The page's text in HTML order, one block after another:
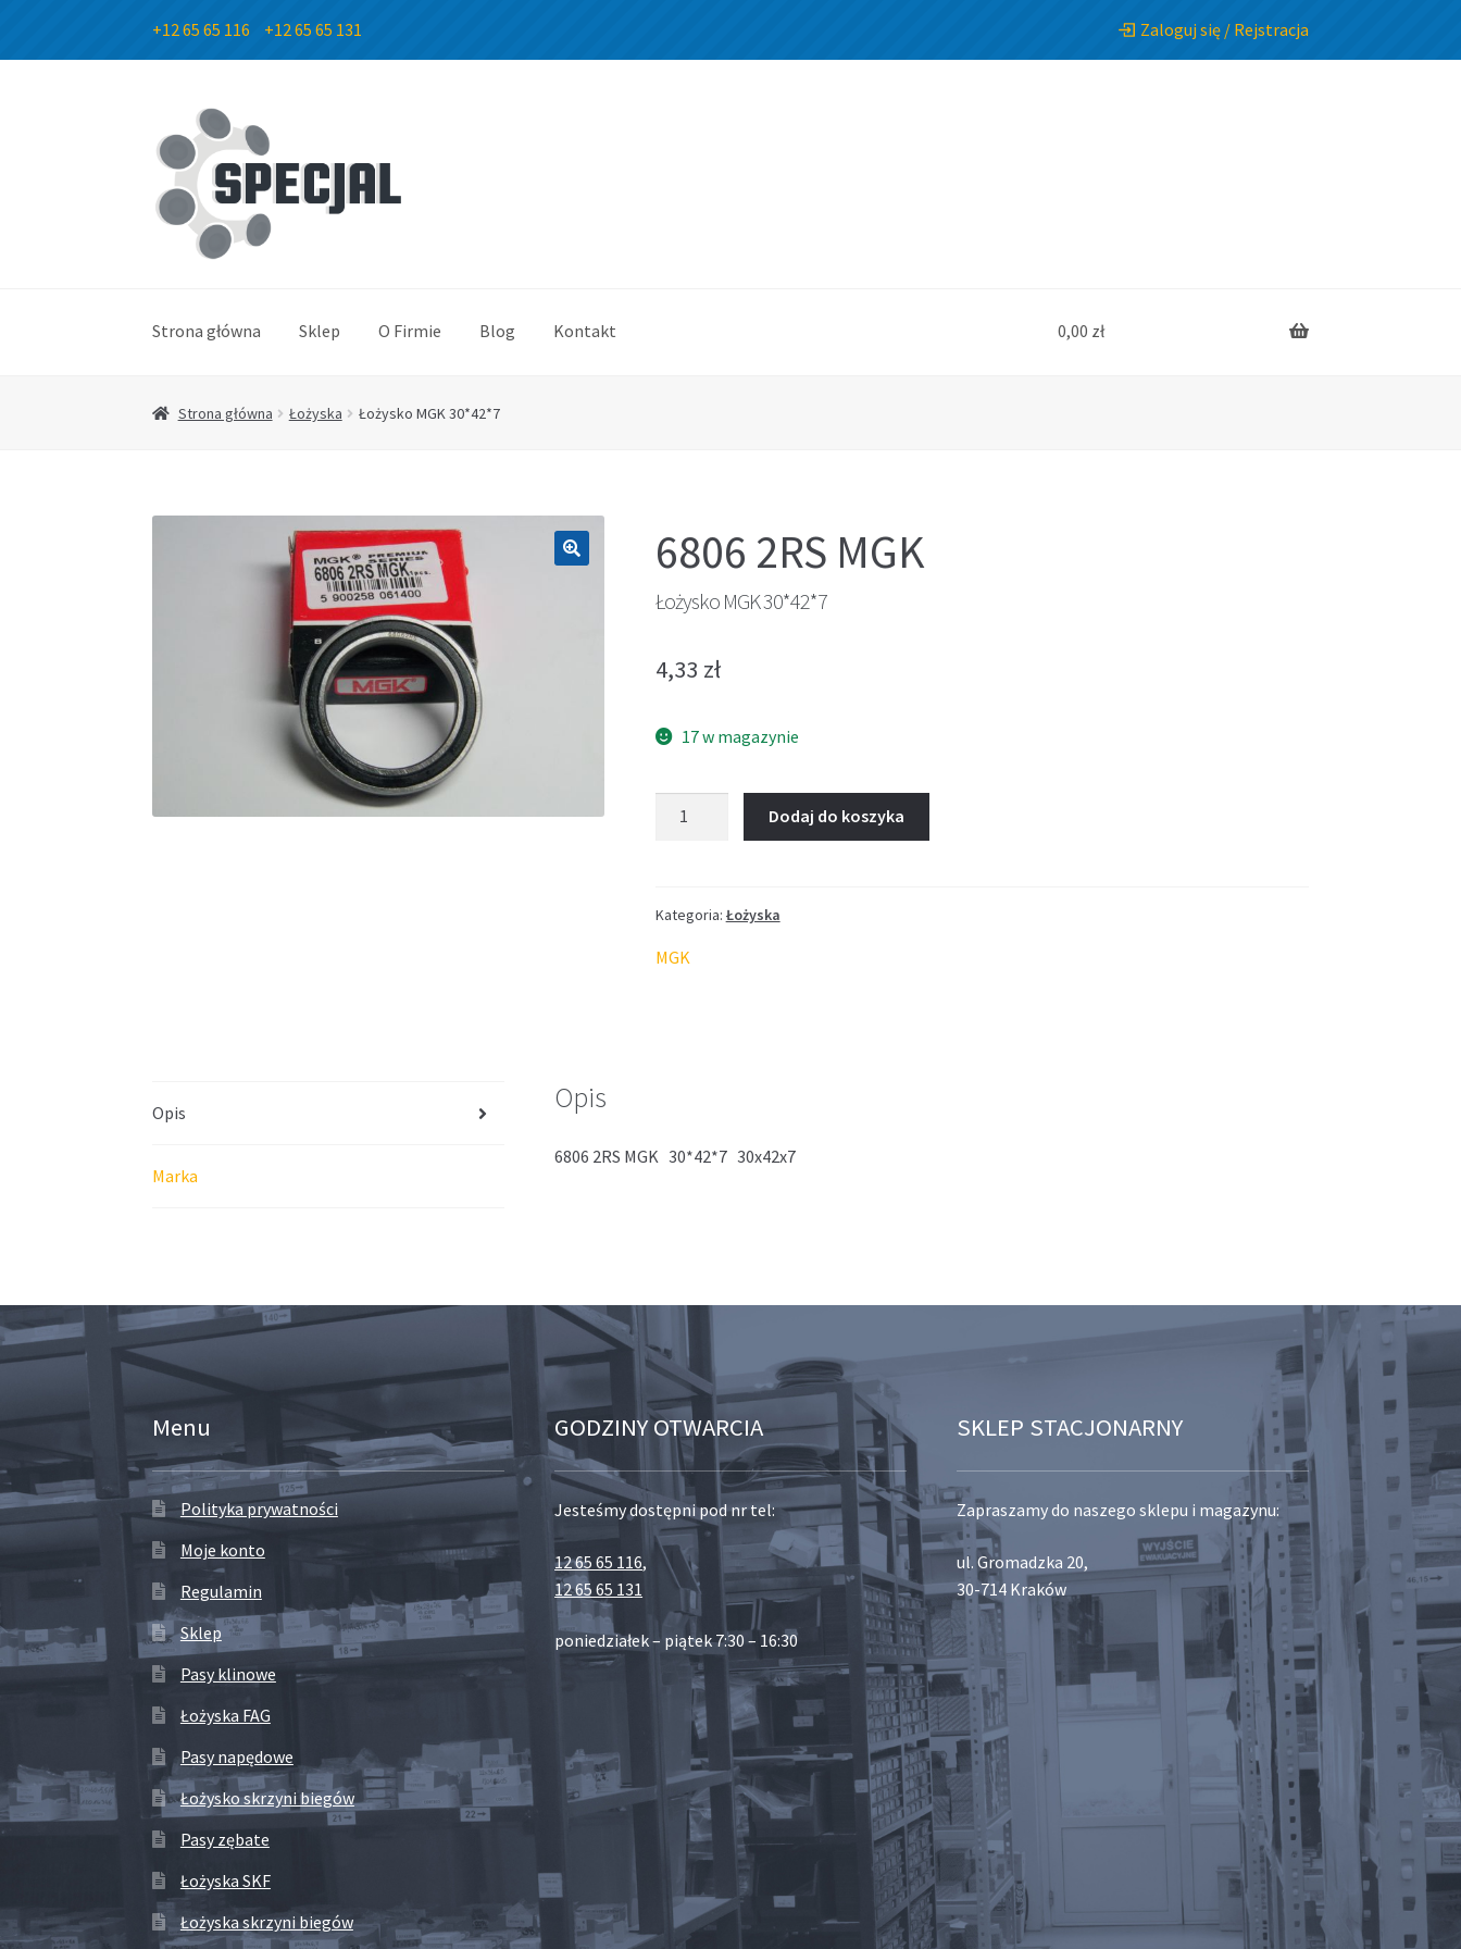
+12 65 65 116 +12 65 65 131 Zaloguj się / Rejstracja
Przejdź
do
nawigacji
Przejdź
do
treści
Strona główna Sklep O Firmie Blog Kontakt 0,00 zł
Strona główna Łożyska Łożysko MGK 30*42*7
6806 2RS MGK
Łożysko MGK 30*42*7
4,33 zł
17 w magazynie
Dodaj do koszyka
Kategoria: Łożyska
MGK
Opis
Marka
Opis
6806 2RS MGK 30*42*7 30x42x7
Menu
Polityka prywatności
Moje konto
Regulamin
Sklep
Pasy klinowe
Łożyska FAG
Pasy napędowe
Łożysko skrzyni biegów
Pasy zębate
Łożyska SKF
Łożyska skrzyni biegów
GODZINY OTWARCIA
Jesteśmy dostępni pod nr tel:
12 65 65 116,
12 65 65 131
poniedziałek – piątek 7:30 – 16:30
SKLEP STACJONARNY
Zapraszamy do naszego sklepu i magazynu:
ul. Gromadzka 20,
30-714 Kraków